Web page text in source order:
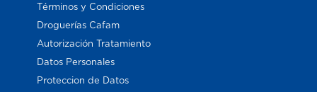
Términos y Condiciones
Droguerías Cafam
Autorización Tratamiento
Datos Personales
Proteccion de Datos